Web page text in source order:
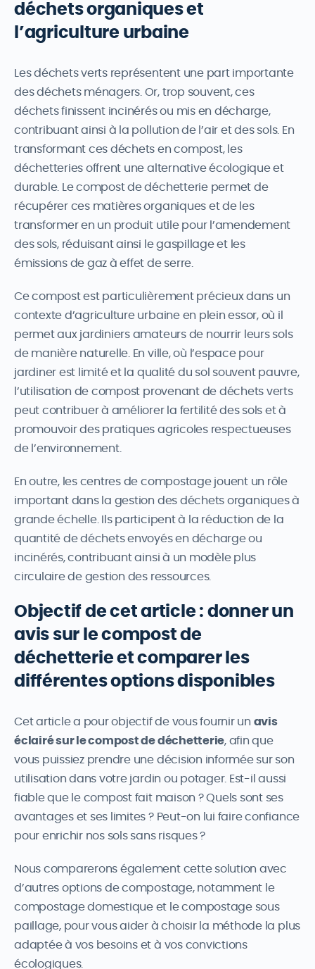
déchets organiques et
l’agriculture urbaine
Les déchets verts représentent une part importante
des déchets ménagers. Or, trop souvent, ces
déchets finissent incinérés ou mis en décharge,
contribuant ainsi à la pollution de l’air et des sols. En
transformant ces déchets en compost, les
déchetteries offrent une alternative écologique et
durable. Le compost de déchetterie permet de
récupérer ces matières organiques et de les
transformer en un produit utile pour l’amendement
des sols, réduisant ainsi le gaspillage et les
émissions de gaz à effet de serre.
Ce compost est particulièrement précieux dans un
contexte d’agriculture urbaine en plein essor, où il
permet aux jardiniers amateurs de nourrir leurs sols
de manière naturelle. En ville, où l’espace pour
jardiner est limité et la qualité du sol souvent pauvre,
l’utilisation de compost provenant de déchets verts
peut contribuer à améliorer la fertilité des sols et à
promouvoir des pratiques agricoles respectueuses
de l’environnement.
En outre, les centres de compostage jouent un rôle
important dans la gestion des déchets organiques à
grande échelle. Ils participent à la réduction de la
quantité de déchets envoyés en décharge ou
incinérés, contribuant ainsi à un modèle plus
circulaire de gestion des ressources.
Objectif de cet article : donner un
avis sur le compost de
déchetterie et comparer les
différentes options disponibles
Cet article a pour objectif de vous fournir un avis
éclairé sur le compost de déchetterie, afin que
vous puissiez prendre une décision informée sur son
utilisation dans votre jardin ou potager. Est-il aussi
fiable que le compost fait maison ? Quels sont ses
avantages et ses limites ? Peut-on lui faire confiance
pour enrichir nos sols sans risques ?
Nous comparerons également cette solution avec
d’autres options de compostage, notamment le
compostage domestique et le compostage sous
paillage, pour vous aider à choisir la méthode la plus
adaptée à vos besoins et à vos convictions
écologiques.